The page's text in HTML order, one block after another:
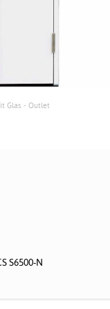
Glas - Outlet
S6500-N